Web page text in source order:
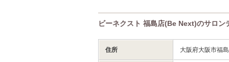
ビーネクスト 福島店(Be Next)のサロン
住所 大阪府大阪市福